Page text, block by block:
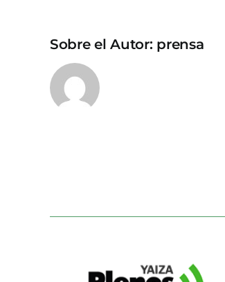
Sobre el Autor: prensa